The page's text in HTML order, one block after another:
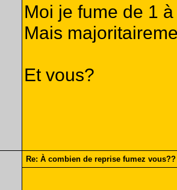
Moi je fume de 1
Mais
Et vous?
Re: À combien de reprise fumez vous??